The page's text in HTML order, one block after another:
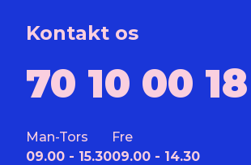
Kontakt os
70 10 00 18
Man-Tors
09.00 - 15.30
Fre
09.00 - 14.30